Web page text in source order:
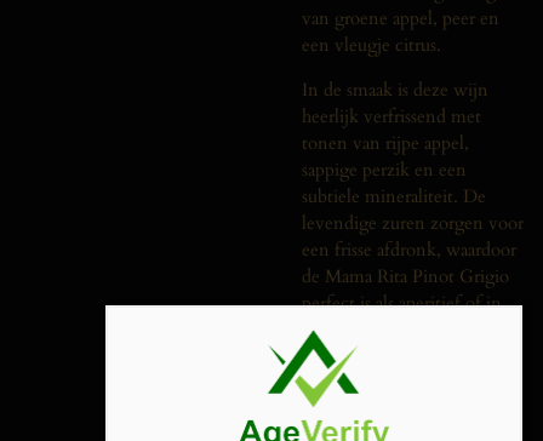
van groene appel, peer en
een vleugje citrus.
In de smaak is deze wijn
heerlijk verfrissend met
tonen van rijpe appel,
sappige perzik en een
subtiele mineraliteit. De
levendige zuren zorgen voor
een frisse afdronk, waardoor
de Mama Rita Pinot Grigio
perfect is als aperitief of in
combinatie met lichte
gerechten zoals salades, vis
en wit vlees.
Ben je op zoek naar een